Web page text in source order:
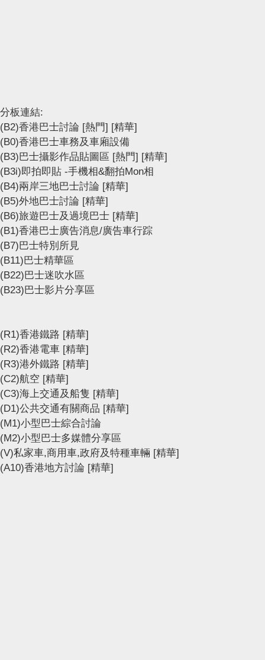
分板連結:
(B2)香港巴士討論 [熱門] [精華]
(B0)香港巴士車務及車廂設備
(B3)巴士攝影作品貼圖區 [熱門] [精華]
(B3i)即拍即貼 -手機相&翻拍Mon相
(B4)兩岸三地巴士討論 [精華]
(B5)外地巴士討論 [精華]
(B6)旅遊巴士及過境巴士 [精華]
(B1)香港巴士廣告消息/廣告車行踪
(B7)巴士特別所見
(B11)巴士精華區
(B22)巴士迷吹水區
(B23)巴士影片分享區
(R1)香港鐵路 [精華]
(R2)香港電車 [精華]
(R3)港外鐵路 [精華]
(C2)航空 [精華]
(C3)海上交通及船隻 [精華]
(D1)公共交通有關商品 [精華]
(M1)小型巴士綜合討論
(M2)小型巴士多媒體分享區
(V)私家車,商用車,政府及特種車輛 [精華]
(A10)香港地方討論 [精華]